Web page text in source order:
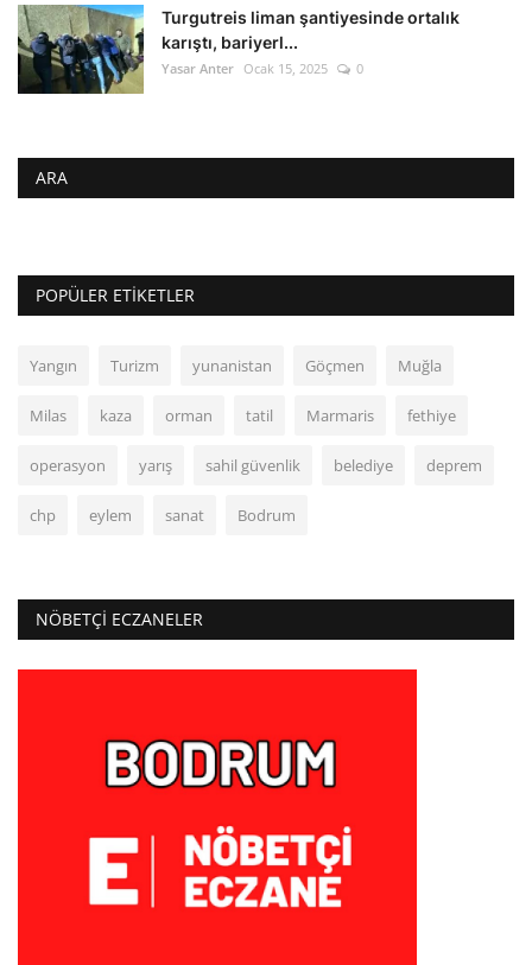
Turgutreis liman şantiyesinde ortalık
karıştı, bariyerl...
Yasar Anter Ocak 15, 2025 0
ARA
POPÜLER ETIKETLER
Yangın Turizm yunanistan Göçmen Muğla
Milas kaza orman tatil Marmaris fethiye
operasyon yarış sahil güvenlik belediye deprem
chp eylem sanat Bodrum
NÖBETÇI ECZANELER